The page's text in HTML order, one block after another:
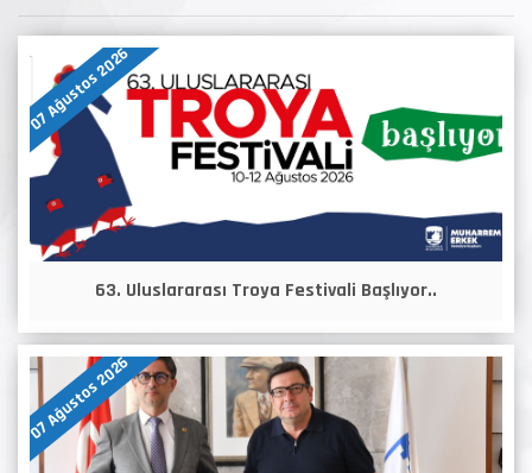
07 Ağustos 2026
63. Uluslararası Troya Festivali Başlıyor..
07 Ağustos 2026